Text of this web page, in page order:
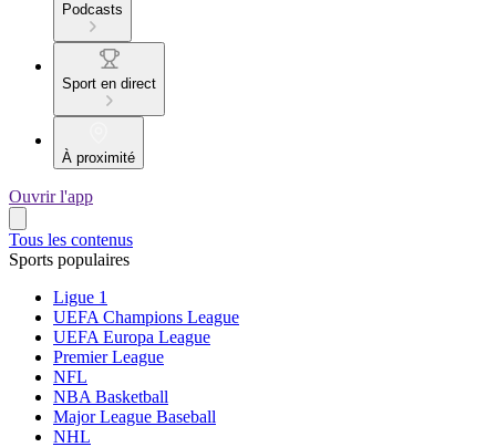
Podcasts
Sport en direct
À proximité
Ouvrir l'app
Tous les contenus
Sports populaires
Ligue 1
UEFA Champions League
UEFA Europa League
Premier League
NFL
NBA Basketball
Major League Baseball
NHL